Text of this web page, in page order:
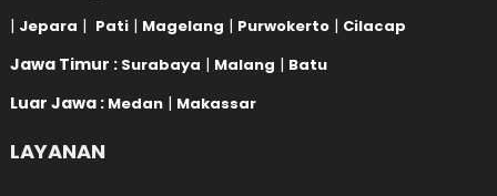
| Jepara | Pati | Magelang | Purwokerto | Cilacap
Jawa Timur : Surabaya | Malang | Batu
Luar Jawa : Medan | Makassar
LAYANAN